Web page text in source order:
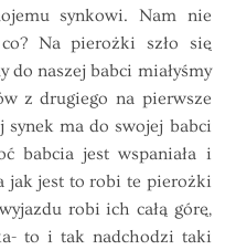
synkowi. Nam nie
Na pierożki szło się
do naszej babci miałyśmy
z drugiego na pierwsze
ma do swojej babci
babcia jest wspaniała i
jak jest to robi te pierożki
robi ich całą górę,
to i tak nadchodzi taki